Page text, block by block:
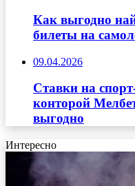
Как выгодно
билеты на
09.04.2026
Ставки на
конторой
выгодно
Интересно